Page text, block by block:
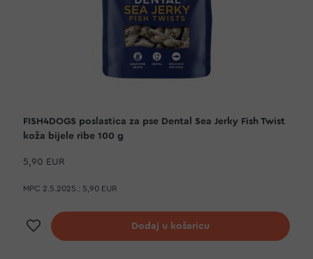
FISH4DOGS poslastica za pse Dental Sea Jerky Fish Twist
koža bijele ribe 100 g
5,90 EUR
MPC 2.5.2025.: 5,90 EUR
Dodaj na listu želja
Dodaj u košaricu